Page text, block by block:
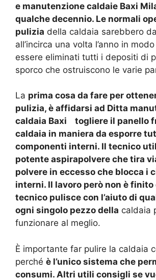
e manutenzione caldaie Baxi
qualche decennio. Le normali
pulizia della caldaia sarebbero
all’incirca una volta l’anno in
essere eliminati tutti i depositi di
sporco che ostruiscono le varie
La prima cosa da fare per
pulizia, è affidarsi ad Ditta
caldaia Baxi
togliere il panello
caldaia in maniera da esporre
componenti interni. Il tecnico
potente aspirapolvere che tira
polvere in eccesso che blocca i
interni. Il lavoro però non è
tecnico pulisce con l’aiuto di
ogni singolo pezzo della caldaia
funzionare al meglio.
È importante far pulire la caldaia
perché è l’unico sistema che
consumi. Altri utili consigli se